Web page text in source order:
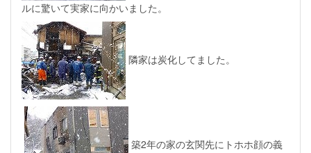
ルに驚いて実家に向かいました。
隣家は炭化してました。
築2年の家の玄関先にトホホ顔の義